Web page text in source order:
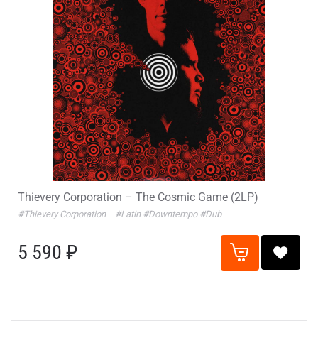
Thievery Corporation – The Cosmic Game (2LP)
#Thievery Corporation #Latin #Downtempo #Dub
5 590 ₽